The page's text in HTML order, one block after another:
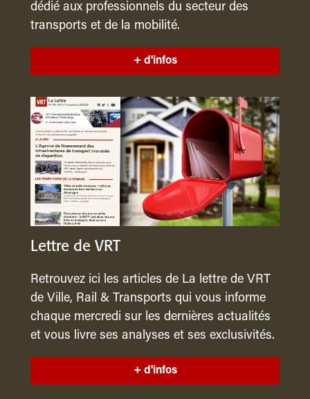
dédié aux professionnels du secteur des
transports et de la mobilité.
+ d'infos
Lettre de VRT
Retrouvez ici les articles de La lettre de VRT
de Ville, Rail & Transports qui vous informe
chaque mercredi sur les dernières actualités
et vous livre ses analyses et ses exclusivités.
+ d'infos